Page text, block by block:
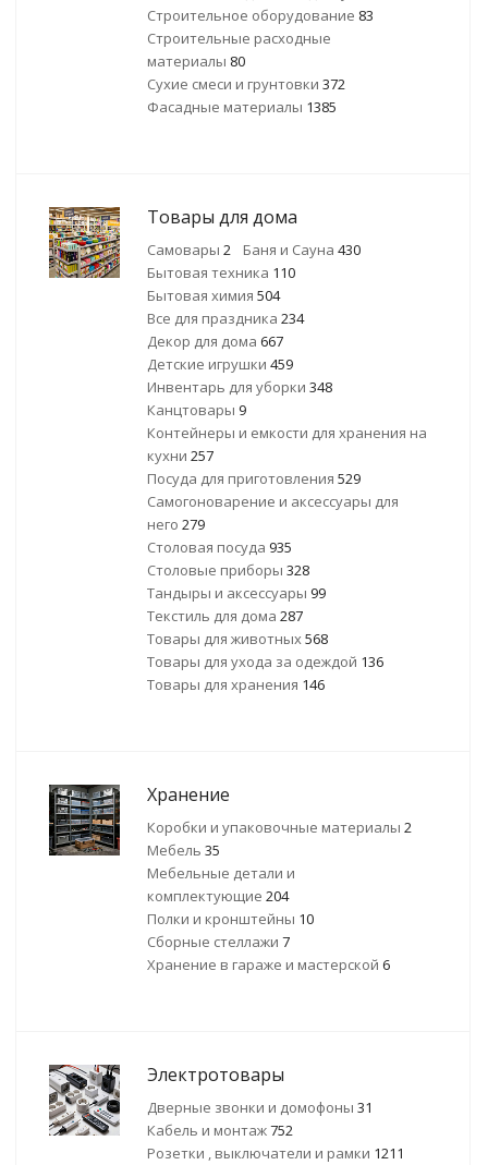
Строительное оборудование 83
Строительные расходные
материалы 80
Сухие смеси и грунтовки 372
Фасадные материалы 1385
Товары для дома
Самовары 2 Баня и Сауна 430
Бытовая техника 110
Бытовая химия 504
Все для праздника 234
Декор для дома 667
Детские игрушки 459
Инвентарь для уборки 348
Канцтовары 9
Контейнеры и емкости для хранения на
кухни 257
Посуда для приготовления 529
Самогоноварение и аксессуары для
него 279
Столовая посуда 935
Столовые приборы 328
Тандыры и аксессуары 99
Текстиль для дома 287
Товары для животных568
Товары для ухода за одеждой 136
Товары для хранения 146
Хранение
Коробки и упаковочные материалы 2
Мебель 35
Мебельные детали и
комплектующие 204
Полки и кронштейны 10
Сборные стеллажи 7
Хранение в гараже и мастерской 6
Электротовары
Дверные звонки и домофоны 31
Кабель и монтаж752
Розетки , выключатели и рамки 1211